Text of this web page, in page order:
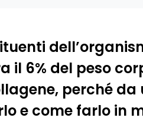
il 6% del peso
perché
e come farlo in